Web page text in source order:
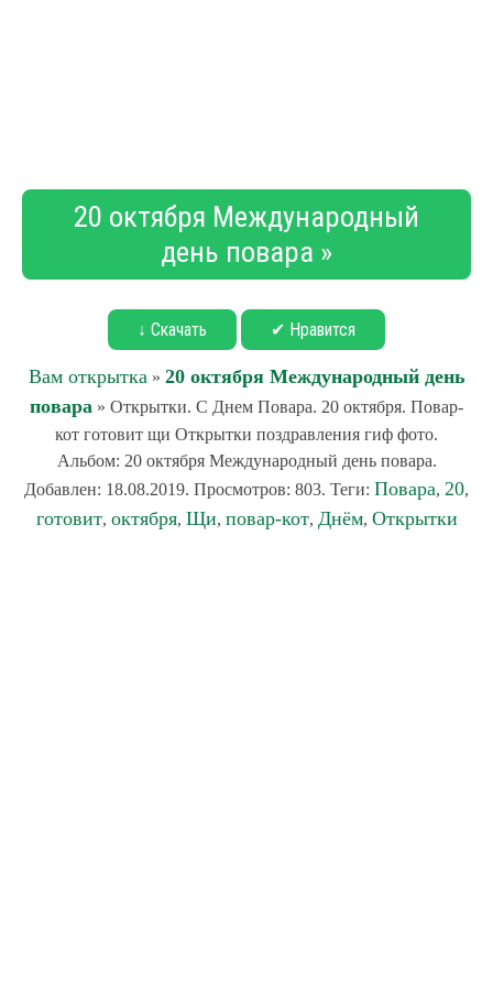
20 октября Международный
день повара »
↓ Скачать ✔ Нравится
Вам открытка » 20 октября Международный день
повара » Открытки. С Днем Повара. 20 октября. Повар-
кот готовит щи Открытки поздравления гиф фото.
Альбом: 20 октября Международный день повара.
Добавлен: 18.08.2019. Просмотров: 803. Теги: Повара, 20,
готовит, октября, Щи, повар-кот, Днём, Открытки